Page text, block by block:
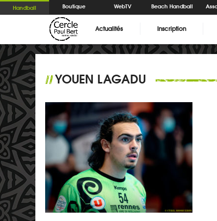
Handball Boutique WebTV Beach Handball
Actualités Inscription
//YOUEN LAGADU